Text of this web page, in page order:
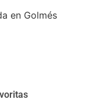
en Golmés